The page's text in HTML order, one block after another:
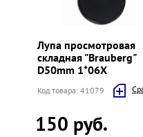
Лупа просмотровая
складная "Brauberg"
D50mm 1*06Х
Код товара: 41079
150 руб.